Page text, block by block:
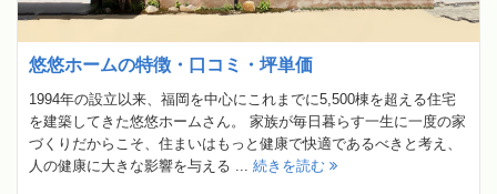
悠悠ホームの特徴・口コミ・坪単価
1994年の設立以来、福岡を中心にこれまでに5,500棟を超える住宅
を建築してきた悠悠ホームさん。 家族が毎日暮らす一生に一度の家
づくりだからこそ、住まいはもっと健康で快適であるべきと考え、
人の健康に大きな影響を与える ... 続きを読む